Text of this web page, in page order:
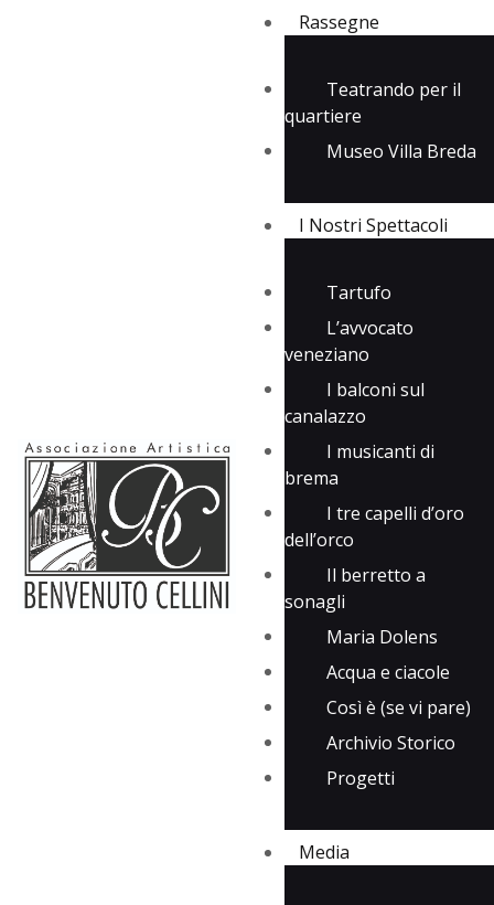
Rassegne
Teatrando per il
quartiere
Museo Villa Breda
I Nostri Spettacoli
Tartufo
L’avvocato
veneziano
I balconi sul
canalazzo
I musicanti di
brema
I tre capelli d’oro
dell’orco
Il berretto a
sonagli
Maria Dolens
Acqua e ciacole
Così è (se vi pare)
Archivio Storico
Progetti
Media
I Nostri Spettacoli